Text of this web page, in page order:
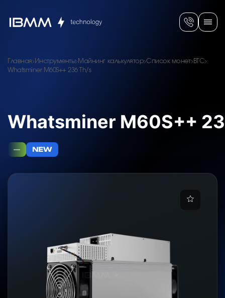
Главная Инструменты Майнинг калькулятор Список монет BTC
Whatsminer M60S++ 236 Th/s
Whatsminer M60S++
— NEW